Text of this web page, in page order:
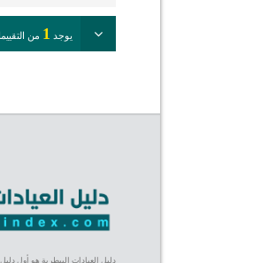
يوجد 1 من
دليل العيادات البيطرية هو أول